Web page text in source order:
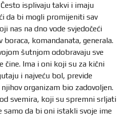
isplivaju takvi i imaju
da bi mogli promijeniti sav
nas na dno vode svjedočeći
komandanata, generala.
šutnjom odobravaju sve
čine. Ima i oni koji su za kični
i najveću bol, previde
organizam bio zadovoljen.
svemira, koji su spremni srljati
samo da bi oni istakli svoje ime